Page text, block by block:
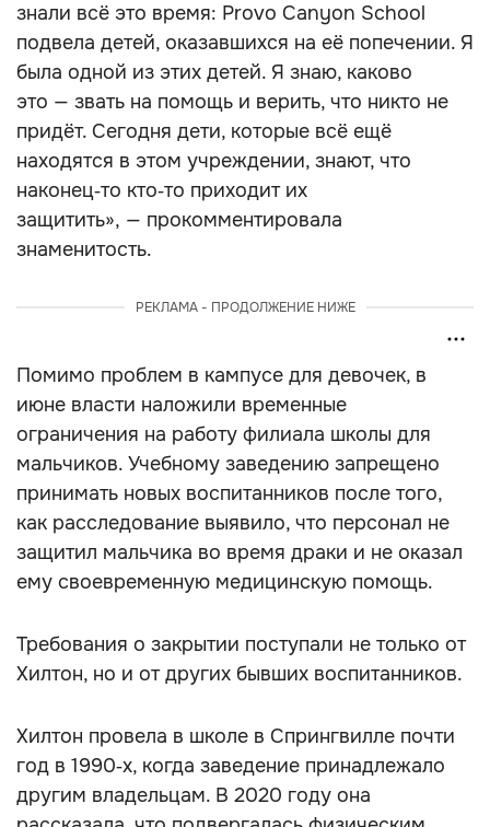
знали всё это время: Provo Canyon School
подвела детей, оказавшихся на её попечении. Я
была одной из этих детей. Я знаю, каково
это — звать на помощь и верить, что никто не
придёт. Сегодня дети, которые всё ещё
находятся в этом учреждении, знают, что
наконец‑то кто‑то приходит их
защитить», — прокомментировала
знаменитость.
РЕКЛАМА - ПРОДОЛЖЕНИЕ НИЖЕ
Помимо проблем в кампусе для девочек, в
июне власти наложили временные
ограничения на работу филиала школы для
мальчиков. Учебному заведению запрещено
принимать новых воспитанников после того,
как расследование выявило, что персонал не
защитил мальчика во время драки и не оказал
ему своевременную медицинскую помощь.
Требования о закрытии поступали не только от
Хилтон, но и от других бывших воспитанников.
Хилтон провела в школе в Спрингвилле почти
год в 1990‑х, когда заведение принадлежало
другим владельцам. В 2020 году она